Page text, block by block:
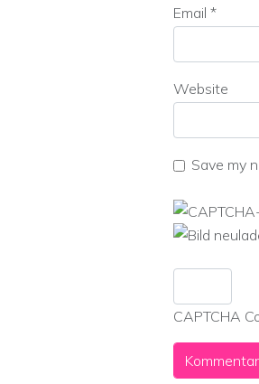
Email *
Website
Save my
CAPTCHA